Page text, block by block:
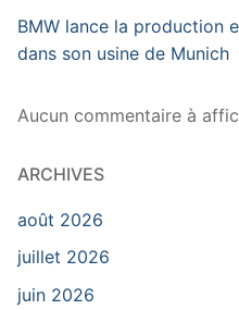
BMW lance la production
dans son usine de Munich
Aucun commentaire à
ARCHIVES
août 2026
juillet 2026
juin 2026